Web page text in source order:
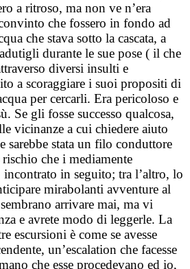
a ritroso, ma non ve n’era
che fossero in fondo ad
che stava sotto la cascata, a
durante le sue pose ( il che
diversi insulti e
a scoraggiare i suoi propositi di
per cercarli. Era pericoloso e
Se gli fosse successo qualcosa,
vicinanze a cui chiedere aiuto
sarebbe stata un filo conduttore
che i mediamente
in seguito; tra l’altro, lo
mirabolanti avventure al
arrivare mai, ma vi
e avrete modo di leggerle. La
escursioni è come se avesse
un’escalation che facesse
che esse procedevano ed io,